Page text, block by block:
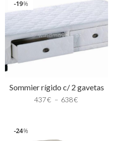
%
19
Sommier rígido c/ 2 gavetas
437€ – 638€
%
24